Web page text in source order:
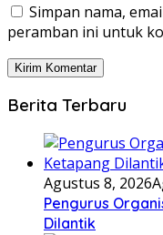
Simpan nama,
peramban ini untuk
Berita Terbaru
Agustus 8, 2026
Pengurus
Dilantik